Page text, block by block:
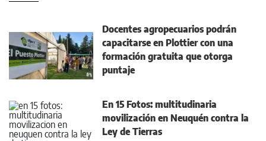
Docentes agropecuarios podrán
capacitarse en Plottier con una
formación gratuita que otorga
puntaje
En 15 Fotos: multitudinaria
movilización en Neuquén contra la
Ley de Tierras